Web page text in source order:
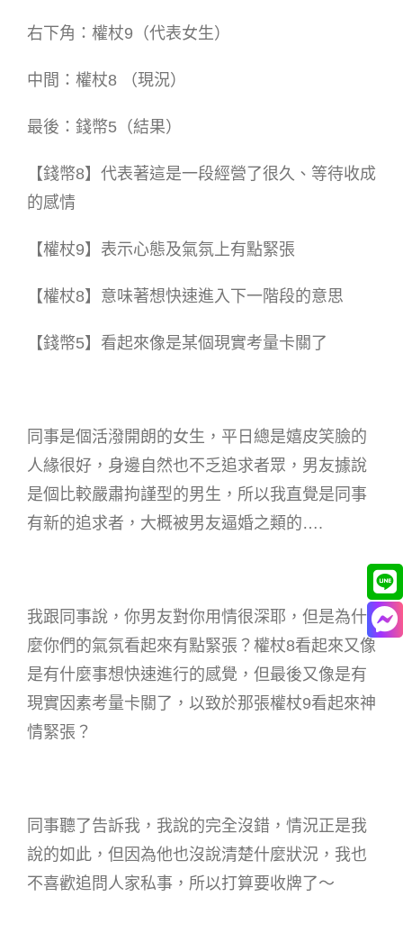
右下角：權杖9（代表女生）
中間：權杖8 （現況）
最後：錢幣5（結果）
【錢幣8】代表著這是一段經營了很久、等待收成
的感情
【權杖9】表示心態及氣氛上有點緊張
【權杖8】意味著想快速進入下一階段的意思
【錢幣5】看起來像是某個現實考量卡關了
同事是個活潑開朗的女生，平日總是嬉皮笑臉的
人緣很好，身邊自然也不乏追求者眾，男友據說
是個比較嚴肅拘謹型的男生，所以我直覺是同事
有新的追求者，大概被男友逼婚之類的….
我跟同事說，你男友對你用情很深耶，但是為什
麼你們的氣氛看起來有點緊張？權杖8看起來又像
是有什麼事想快速進行的感覺，但最後又像是有
現實因素考量卡關了，以致於那張權杖9看起來神
情緊張？
同事聽了告訴我，我說的完全沒錯，情況正是我
說的如此，但因為他也沒說清楚什麼狀況，我也
不喜歡追問人家私事，所以打算要收牌了～